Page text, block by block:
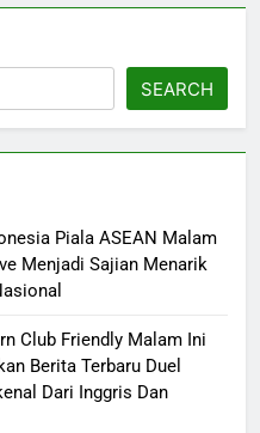
SEARCH
Piala ASEAN Malam
Menjadi Sajian Menarik
Club Friendly Malam Ini
Berita Terbaru Duel
Dari Inggris Dan